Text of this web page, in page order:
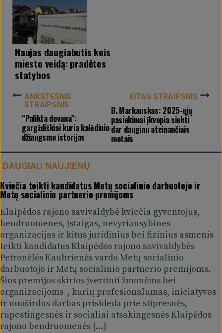
Naujas daugiabutis keis
miesto veidą: pradėtos
statybos
ANKSTESNIS
STRAIPSNIS
“Palikta dovana”:
gargždiškiai kuria kalėdinio
džiaugsmo istorijas
KITAS STRAIPSNIS
B. Markauskas: 2025-ųjų
pasiekimai įkvepia siekti
dar daugiau ateinančiais
metais
DAUGIAU NAUJIENŲ
Kviečia teikti kandidatus Metų socialinio darbuotojo ir
Metų socialinio partnerio premijoms
Klaipėdos rajono savivaldybė kviečia gyventojus,
bendruomenes, įstaigas, nevyriausybines
organizacijas ir kitus juridinius bei fizinius asmenis
teikti kandidatus Klaipėdos rajono savivaldybės
Petronėlės Kaubrienės vardo Metų socialinio
darbuotojo ir Metų socialinio partnerio premijoms.
Šios premijos skirtos įvertinti žmonėms bei
organizacijoms , kurių profesionalumas, iniciatyvos
ir nuoširdus darbas prisideda prie stipresnės,
rūpestingesnės ir socialiai atsakingesnės Klaipėdos
rajono bendruomenės […]